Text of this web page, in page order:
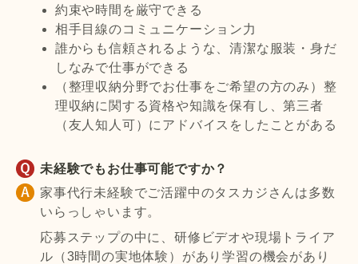
約束や時間を厳守できる
相手目線のコミュニケーション力
誰からも信頼されるような、清潔な服装・身だ
しなみで仕事ができる
（整理収納分野でお仕事をご希望の方のみ）整
理収納に関する資格や知識を保有し、第三者
（友人知人可）にアドバイスをしたことがある
未経験でもお仕事可能ですか？
家事代行未経験でご活躍中のタスカジさんは多数
いらっしゃいます。
応募ステップの中に、研修ビデオや現場トライア
ル（3時間の実地体験）があり学習の機会があり